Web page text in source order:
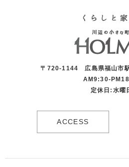
〒720-1144 広島県福山市
AM9:30-
定休日:水曜
ACCESS